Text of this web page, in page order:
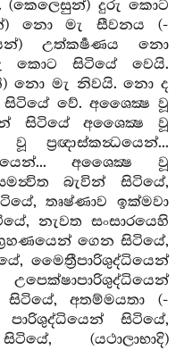
(කෙලෙසුන්) දුරු කොට
නො මැ සීවනය (-
උත්කර්‍ෂණය නො
කොට සිටියේ වෙයි.
නො මැ නිවයි. නො ද
වේ. අශෛක්‍ෂ වූ
සිටියේ අශෛක්‍ෂ වූ
ප්‍රඥාස්කන්‍ධයෙන්...
අශෛක්‍ෂ වූ
බැවින් සිටියේ,
තෘෂ්ණාව ඉක්මවා
නැවත සංසාරයෙහි
ගෙන සිටියේ,
මෛත්‍රීපාරිශුද්ධියෙන්
සිටියේ, අතම්මයතා (-
සිටියේ,
(යථාලාභාදි)